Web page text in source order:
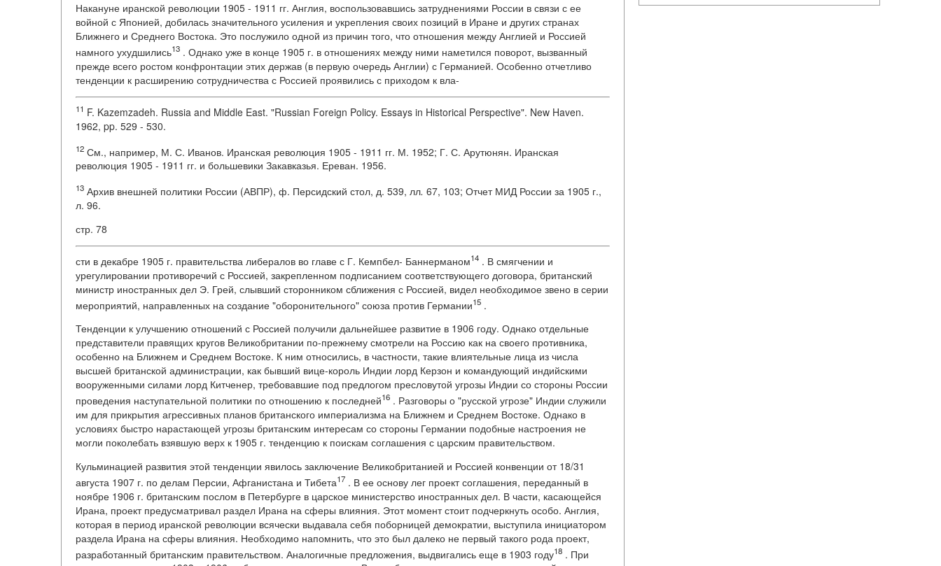
Накануне иранской революции 1905 - 1911 гг. Англия, воспользовавшись затруднениями России в связи с ее
войной с Японией, добилась значительного усиления и укрепления своих позиций в Иране и других странах
Ближнего и Среднего Востока. Это послужило одной из причин того, что отношения между Англией и Россией
намного ухудшились13 . Однако уже в конце 1905 г. в отношениях между ними наметился поворот, вызванный
прежде всего ростом конфронтации этих держав (в первую очередь Англии) с Германией. Особенно отчетливо
тенденции к расширению сотрудничества с Россией проявились с приходом к вла-
11 F. Kazemzadeh. Russia and Middle East. "Russian Foreign Policy. Essays in Historical Perspective". New Haven.
1962, pp. 529 - 530.
12 См., например, М. С. Иванов. Иранская революция 1905 - 1911 гг. М. 1952; Г. С. Арутюнян. Иранская
революция 1905 - 1911 гг. и большевики Закавказья. Ереван. 1956.
13 Архив внешней политики России (АВПР), ф. Персидский стол, д. 539, лл. 67, 103; Отчет МИД России за 1905 г.,
л. 96.
стр. 78
сти в декабре 1905 г. правительства либералов во главе с Г. Кемпбел- Баннерманом14 . В смягчении и
урегулировании противоречий с Россией, закрепленном подписанием соответствующего договора, британский
министр иностранных дел Э. Грей, слывший сторонником сближения с Россией, видел необходимое звено в серии
мероприятий, направленных на создание "оборонительного" союза против Германии15 .
Тенденции к улучшению отношений с Россией получили дальнейшее развитие в 1906 году. Однако отдельные
представители правящих кругов Великобритании по-прежнему смотрели на Россию как на своего противника,
особенно на Ближнем и Среднем Востоке. К ним относились, в частности, такие влиятельные лица из числа
высшей британской администрации, как бывший вице-король Индии лорд Керзон и командующий индийскими
вооруженными силами лорд Китченер, требовавшие под предлогом пресловутой угрозы Индии со стороны России
проведения наступательной политики по отношению к последней16 . Разговоры о "русской угрозе" Индии служили
им для прикрытия агрессивных планов британского империализма на Ближнем и Среднем Востоке. Однако в
условиях быстро нарастающей угрозы британским интересам со стороны Германии подобные настроения не
могли поколебать взявшую верх к 1905 г. тенденцию к поискам соглашения с царским правительством.
Кульминацией развития этой тенденции явилось заключение Великобританией и Россией конвенции от 18/31
августа 1907 г. по делам Персии, Афганистана и Тибета17 . В ее основу лег проект соглашения, переданный в
ноябре 1906 г. британским послом в Петербурге в царское министерство иностранных дел. В части, касающейся
Ирана, проект предусматривал раздел Ирана на сферы влияния. Этот момент стоит подчеркнуть особо. Англия,
которая в период иранской революции всячески выдавала себя поборницей демократии, выступила инициатором
раздела Ирана на сферы влияния. Необходимо напомнить, что это был далеко не первый такого рода проект,
разработанный британским правительством. Аналогичные предложения, выдвигались еще в 1903 году18 . При